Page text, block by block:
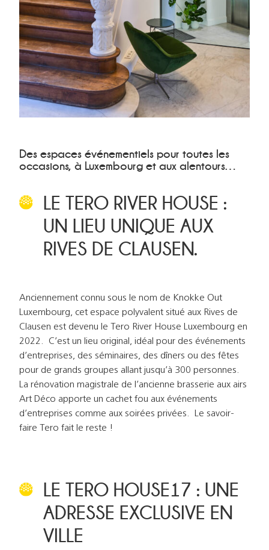
Des espaces événementiels pour toutes les
occasions, à Luxembourg et aux alentours…
LE TERO RIVER HOUSE :
UN LIEU UNIQUE AUX
RIVES DE CLAUSEN.
Anciennement connu sous le nom de Knokke Out
Luxembourg, cet espace polyvalent situé aux Rives de
Clausen est devenu le Tero River House Luxembourg en
2022. C’est un lieu original, idéal pour des événements
d’entreprises, des séminaires, des dîners ou des fêtes
pour de grands groupes allant jusqu’à 300 personnes.
La rénovation magistrale de l’ancienne brasserie aux airs
Art Déco apporte un cachet fou aux événements
d’entreprises comme aux soirées privées. Le savoir-
faire Tero fait le reste !
LE TERO HOUSE17 : UNE
ADRESSE EXCLUSIVE EN
VILLE